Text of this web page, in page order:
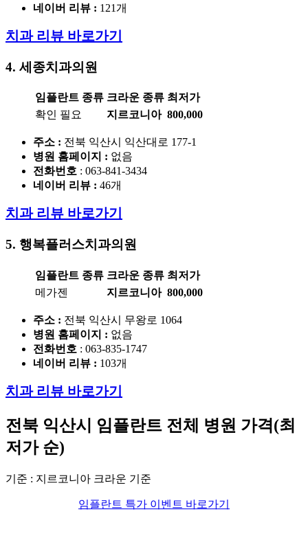
네이버 리뷰 : 121개
치과 리뷰 바로가기
4. 세종치과의원
임플란트 종류 크라운 종류 최저가
확인 필요
지르코니아 800,000
주소 : 전북 익산시 익산대로 177-1
병원 홈페이지 : 없음
전화번호 : 063-841-3434
네이버 리뷰 : 46개
치과 리뷰 바로가기
5. 행복플러스치과의원
임플란트 종류 크라운 종류 최저가
메가젠
지르코니아 800,000
주소 : 전북 익산시 무왕로 1064
병원 홈페이지 : 없음
전화번호 : 063-835-1747
네이버 리뷰 : 103개
치과 리뷰 바로가기
전북 익산시 임플란트 전체 병원 가격(최
저가 순)
기준 : 지르코니아 크라운 기준
임플란트 특가 이벤트 바로가기